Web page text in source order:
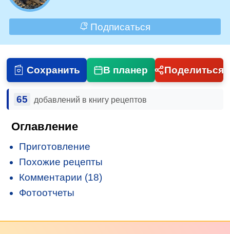
Подписаться
Сохранить В планер Поделиться
65 добавлений в книгу рецептов
Оглавление
Приготовление
Похожие рецепты
Комментарии (18)
Фотоотчеты